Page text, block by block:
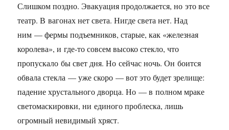
Слишком поздно. Эвакуация продолжается, но это все
театр. В вагонах нет света. Нигде света нет. Над
ним — фермы подъемников, старые, как «железная
королева», и где-то совсем высоко стекло, что
пропускало бы свет дня. Но сейчас ночь. Он боится
обвала стекла — уже скоро — вот это будет зрелище:
падение хрустального дворца. Но — в полном мраке
светомаскировки, ни единого проблеска, лишь
огромный невидимый хряст.